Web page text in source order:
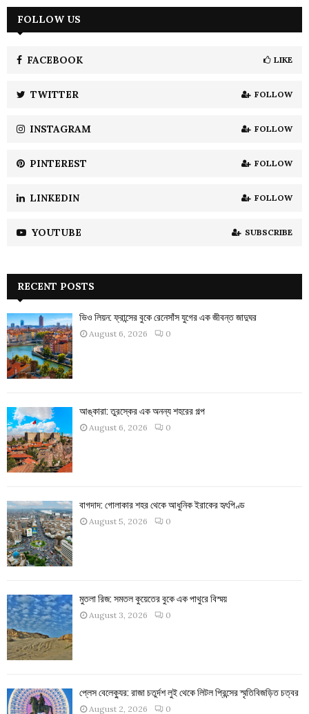
h
H
FOLLOW US
FACEBOOK LIKE
TWITTER FOLLOW
INSTAGRAM FOLLOW
PINTEREST FOLLOW
LINKEDIN FOLLOW
YOUTUBE SUBSCRIBE
RECENT POSTS
ভিও লিয়ন: ফ্রান্সের বুকে রেনেসাঁস যুগের এক জীবন্ত জাদুঘর
August 6, 2026 0
আঙ্কারা: তুরস্কের এক অনন্য শহরের গল্প
August 6, 2026 0
বাগদাদ: গোলাকার শহর থেকে আধুনিক ইরাকের হৃৎপিণ্ড
August 5, 2026 0
মুতলা রিজ: সমতল কুয়েতের বুকে এক পাথুরে বিস্ময়
August 3, 2026 0
প্লেস বেলেক্যুর: রাজা চতুর্দশ লুই থেকে লিটল প্রিন্সের স্মৃতিবিজড়িত চত্বর
August 2, 2026 0